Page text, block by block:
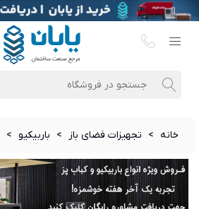
خانه > تجهیزات فضای باز > باربیکیو >